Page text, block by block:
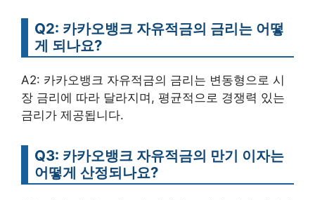
Q2: 카카오뱅크 자유적금의 금리는 어떻
게 되나요?
A2: 카카오뱅크 자유적금의 금리는 변동형으로 시
장 금리에 따라 달라지며, 평균적으로 경쟁력 있는
금리가 제공됩니다.
Q3: 카카오뱅크 자유적금의 만기 이자는
어떻게 산정되나요?